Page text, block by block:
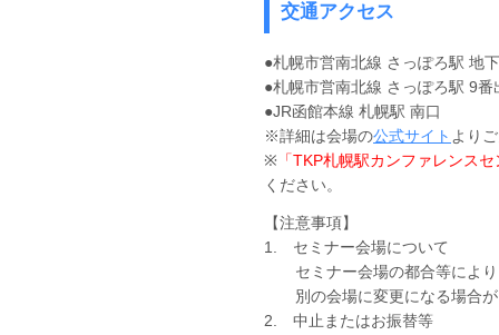
交通アクセス
●札幌市営南北線 さっぽろ駅 地
●札幌市営南北線 さっぽろ駅 9番
●JR函館本線 札幌駅 南
※詳細は会場の公式サイト より
※ 「TKP札幌駅カンファレンス
ください。
【注意事項】
1. セミナー会場について
セミナー会場の都合等により
別の会場に変更になる場合が
2. 中止またはお振替等